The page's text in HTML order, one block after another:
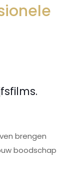
brengen
boodschap